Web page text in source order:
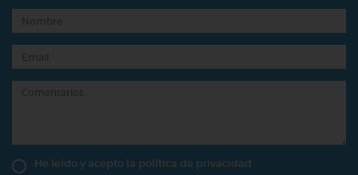
He leído y acepto la política de privacidad